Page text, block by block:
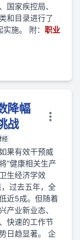
国家疾控局、
和目录进行了
施。 附： 职业
降幅
战
经
果有效干预威
“健康相关生产
生经济学效
过去五年，全
近5成。但随着
产业新业态、
快速的工作节
日趋显著。 企